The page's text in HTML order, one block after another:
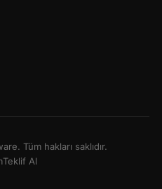
Tüm hakları saklıdır.
Teklif Al